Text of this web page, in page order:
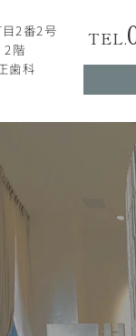
2番2号
2階
歯科
TEL.